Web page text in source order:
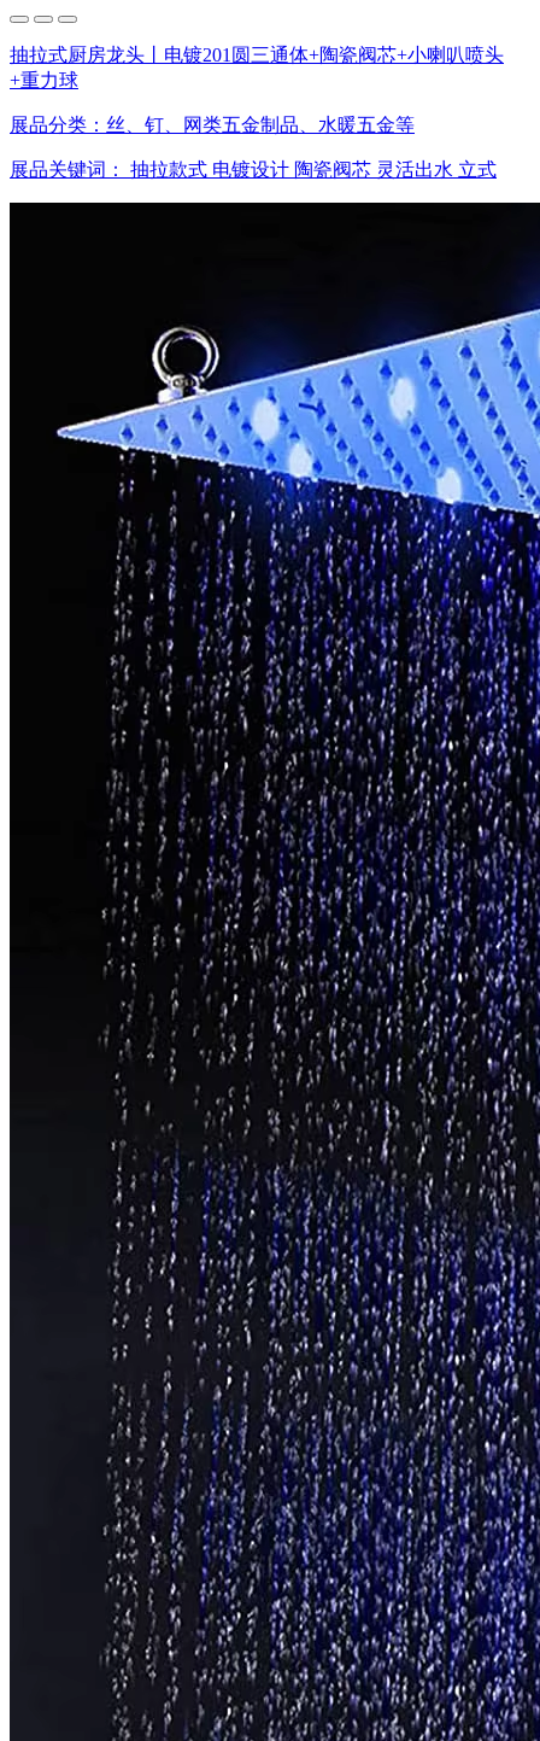
抽拉式厨房龙头丨电镀201圆三通体+陶瓷阀芯+小喇叭喷头
+重力球
展品分类： 丝、钉、网类五金制品、水暖五金等
展品关键词： 抽拉款式 电镀设计 陶瓷阀芯 灵活出水 立式